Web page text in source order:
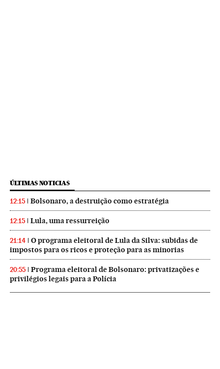
ÚLTIMAS NOTICIAS
12:15 Bolsonaro, a destruição como estratégia
12:15 Lula, uma ressurreição
21:14
O programa eleitoral de Lula da Silva: subidas de
impostos para os ricos e proteção para as minorias
20:55
Programa eleitoral de Bolsonaro: privatizações e
privilégios legais para a Polícia